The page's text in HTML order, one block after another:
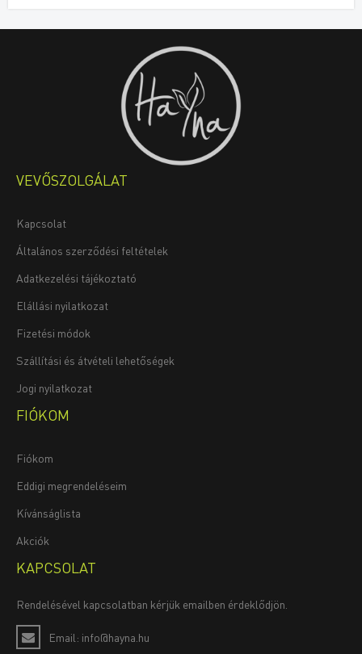
VEVŐSZOLGÁLAT
Kapcsolat
Általános szerződési feltételek
Adatkezelési tájékoztató
Elállási nyilatkozat
Fizetési módok
Szállítási és átvételi lehetőségek
Jogi nyilatkozat
FIÓKOM
Fiókom
Eddigi megrendeléseim
Kívánságlista
Akciók
KAPCSOLAT
Rendelésével kapcsolatban kérjük emailben érdeklődjön.
Email: info@hayna.hu